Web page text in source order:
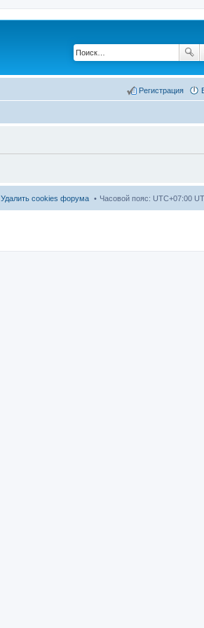
Регистрация
Часовой пояс: UTC+07:00
Удалить cookies форума